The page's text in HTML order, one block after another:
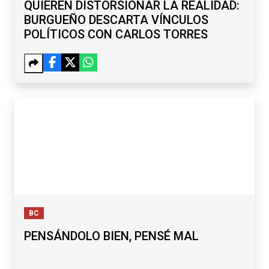
QUIEREN DISTORSIONAR LA REALIDAD:
BURGUEÑO DESCARTA VÍNCULOS
POLÍTICOS CON CARLOS TORRES
BC
PENSÁNDOLO BIEN, PENSÉ MAL